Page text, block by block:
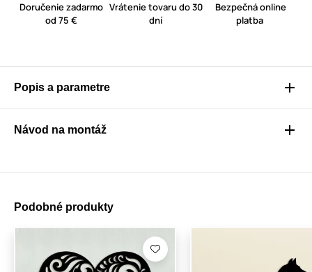
Doručenie zadarmo
od 75 €
Vrátenie tovaru do 30
dní
Bezpečná online
platba
Popis a parametre
Návod na montáž
Podobné produkty